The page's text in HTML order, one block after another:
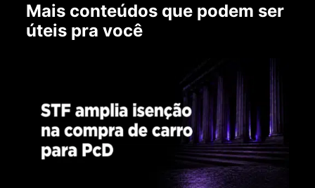
Mais conteúdos que podem ser
úteis pra você